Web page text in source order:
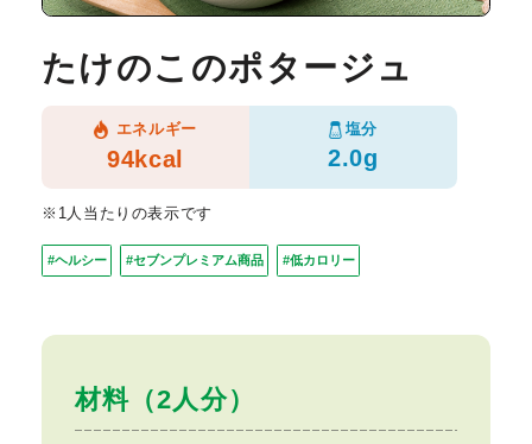
材料（2人分）
たけのこのポタージュ
エネルギー
94kcal
塩分
2.0g
※1人当たりの表示です
#ヘルシー #セブンプレミアム商品 #低カロリー